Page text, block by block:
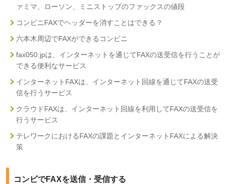
ァミマ、ローソン、ミニストップのファックスの値段
コンビニFAXでヘッダーを消すことはできる？
六本木周辺でFAXができるコンビニ
fax050.jpは、インターネットを通じてFAXの送受信を行うことが
できる便利なサービス
インターネットFAXは、インターネット回線を通じてFAXの送受
信を行うサービス
クラウドFAXは、インターネット回線を利用してFAXの送受信を
行うサービス
テレワークにおけるFAXの課題とインターネットFAXによる解決
策
コンビでFAXを送信・受信する